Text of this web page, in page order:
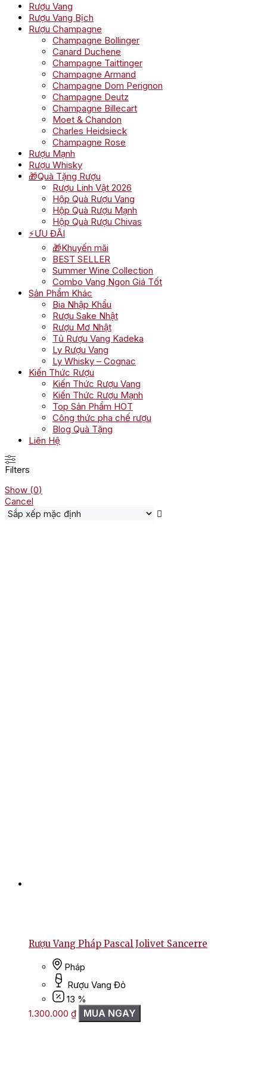
Rượu Vang
Rượu Vang Bịch
Rượu Champagne
Champagne Bollinger
Canard Duchene
Champagne Taittinger
Champagne Armand
Champagne Dom Perignon
Champagne Deutz
Champagne Billecart
Moet & Chandon
Charles Heidsieck
Champagne Rose
Rượu Mạnh
Rượu Whisky
🎁Quà Tặng Rượu
Rượu Linh Vật 2026
Hộp Quà Rượu Vang
Hộp Quà Rượu Mạnh
Hộp Quà Rượu Chivas
⚡ƯU ĐÃI
🎁Khuyến mãi
BEST SELLER
Summer Wine Collection
Combo Vang Ngon Giá Tốt
Sản Phẩm Khác
Bia Nhập Khẩu
Rượu Sake Nhật
Rượu Mơ Nhật
Tủ Rượu Vang Kadeka
Ly Rượu Vang
Ly Whisky – Cognac
Kiến Thức Rượu
Kiến Thức Rượu Vang
Kiến Thức Rượu Mạnh
Top Sản Phẩm HOT
Công thức pha chế rượu
Blog Quà Tặng
Liên Hệ
Filters
Show (0)
Cancel
Rượu Vang Pháp Pascal Jolivet Sancerre
Pháp
Rượu Vang Đỏ
13 %
1.300.000 ₫ MUA NGAY